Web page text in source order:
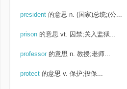
president 的意思 n. (国家)总统;(公...
prison 的意思 vt. 囚禁;关入监狱...
professor 的意思 n. 教授;老师...
protect 的意思 v. 保护;投保...